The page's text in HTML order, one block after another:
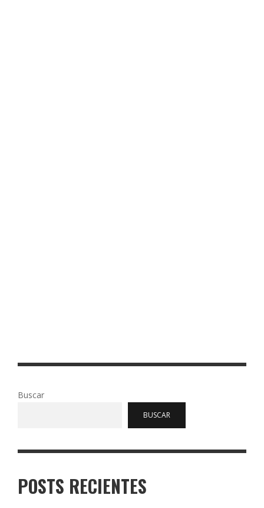
Buscar
BUSCAR
POSTS RECIENTES